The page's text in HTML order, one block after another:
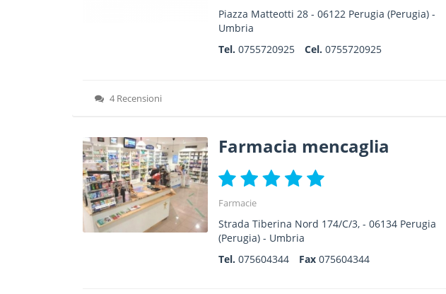
Piazza Matteotti 28 -06122 Perugia (Perugia) -
Umbria
Tel.0755720925 Cel.0755720925
4 Recensioni
Farmacia mencaglia
Farmacie
Strada Tiberina Nord 174/C/3, -06134 Perugia
(Perugia) - Umbria
Tel.075604344 Fax075604344